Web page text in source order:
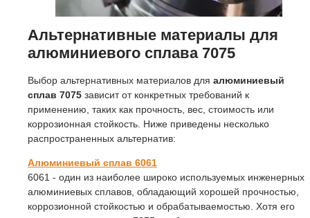
Альтернативные материалы для
алюминиевого сплава 7075
Выбор альтернативных материалов для алюминиевый
сплав 7075 зависит от конкретных требований к
применению, таких как прочность, вес, стоимость или
коррозионная стойкость. Ниже приведены несколько
распространенных альтернатив:
Алюминиевый сплав 6061
6061 - один из наиболее широко используемых инженерных
алюминиевых сплавов, обладающий хорошей прочностью,
коррозионной стойкостью и обрабатываемостью. Хотя его